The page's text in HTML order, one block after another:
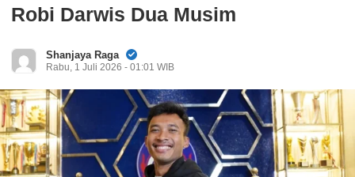
Robi Darwis Dua Musim
Shanjaya Raga
Rabu, 1 Juli 2026 - 01:01 WIB